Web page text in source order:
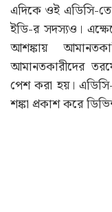
এদিকে ওই এডিসি-তে
ইডি-র সদস্যও।
আশঙ্কায়
আমানতকারীদের
পেশ করা হয়।
শঙ্কা প্রকাশ করে